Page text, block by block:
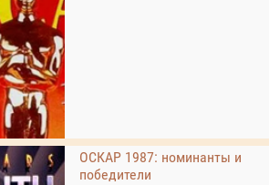
ОСКАР 1987: номинанты и
победители